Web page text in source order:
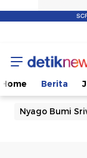
Home Berita
Nyago Bumi